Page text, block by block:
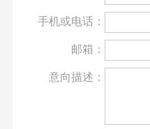
手机或电话：
邮箱：
意向描述：